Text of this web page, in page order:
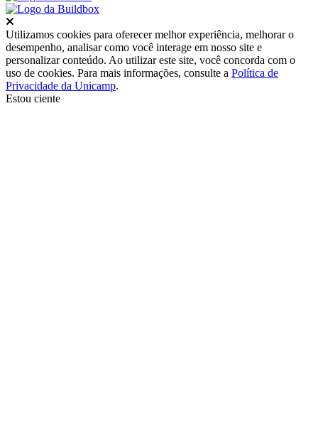
Utilizamos cookies para oferecer melhor experiência, melhorar o
desempenho, analisar como você interage em nosso site e
personalizar conteúdo. Ao utilizar este site, você concorda com o
uso de cookies. Para mais informações, consulte a Política de
Privacidade da Unicamp.
Estou ciente